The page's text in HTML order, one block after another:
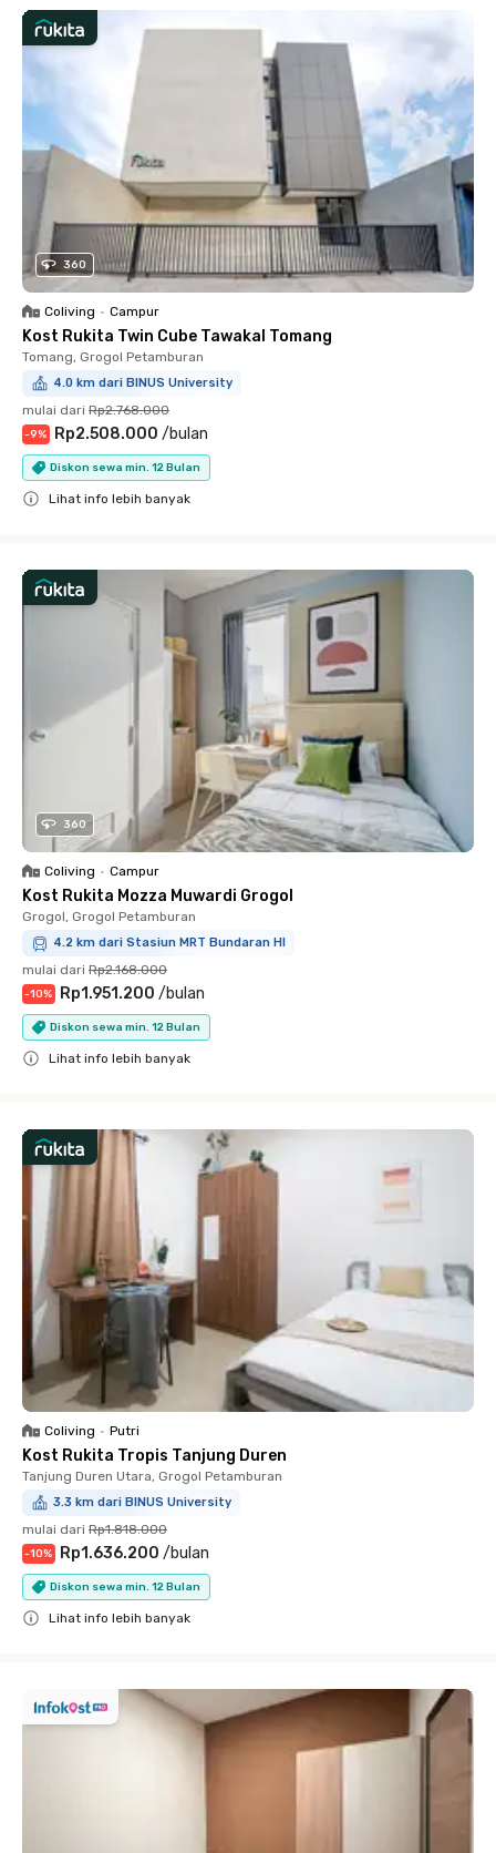
360
Coliving • Campur
Kost Rukita Twin Cube Tawakal Tomang
Tomang, Grogol Petamburan
4.0 km dari BINUS University
mulai dari Rp2.768.000
-9% Rp2.508.000 /bulan
Diskon sewa min. 12 Bulan
Lihat info lebih banyak
360
Coliving • Campur
Kost Rukita Mozza Muwardi Grogol
Grogol, Grogol Petamburan
4.2 km dari Stasiun MRT Bundaran HI
mulai dari Rp2.168.000
-10% Rp1.951.200 /bulan
Diskon sewa min. 12 Bulan
Lihat info lebih banyak
Coliving • Putri
Kost Rukita Tropis Tanjung Duren
Tanjung Duren Utara, Grogol Petamburan
3.3 km dari BINUS University
mulai dari Rp1.818.000
-10% Rp1.636.200 /bulan
Diskon sewa min. 12 Bulan
Lihat info lebih banyak